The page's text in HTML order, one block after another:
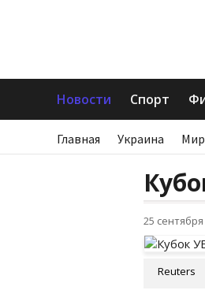
Новости Спорт
Главная Украина Мир
25
Reuters